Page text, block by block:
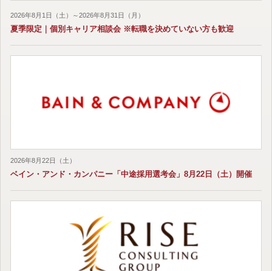
2026年8月1日（土）～2026年8月31日（月）
夏季限定｜個別キャリア相談会 ※転職を決めていない方も歓迎
2026年8月22日（土）
ベイン・アンド・カンパニー「中途採用選考会」8月22日（土）開催